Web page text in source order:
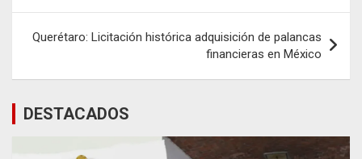
entradas
Querétaro: Licitación histórica adquisición de palancas
financieras en México
DESTACADOS